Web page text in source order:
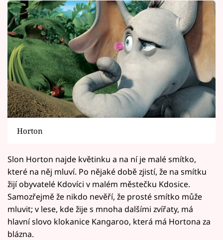
Horton
Slon Horton najde květinku a na ní je malé smítko,
které na něj mluví. Po nějaké době zjistí, že na smítku
žijí obyvatelé Kdovíci v malém městečku Kdosice.
Samozřejmě že nikdo nevěří, že prosté smítko může
mluvit; v lese, kde žije s mnoha dalšími zvířaty, má
hlavní slovo klokanice Kangaroo, která má Hortona za
blázna.